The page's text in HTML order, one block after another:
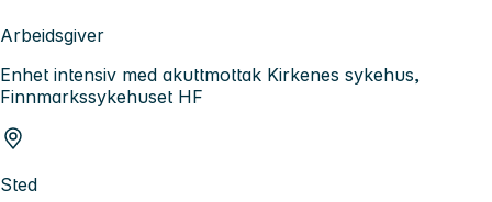
Arbeidsgiver
Enhet intensiv med akuttmottak Kirkenes sykehus,
Finnmarkssykehuset HF
Sted